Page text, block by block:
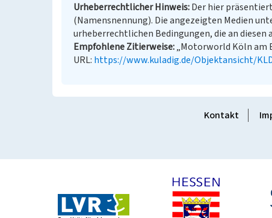
Urheberrechtlicher Hinweis Der hier
(Namensnennung). Die angezeigten Medien
urheberrechtlichen Bedingungen, die an diesen
Empfohlene Zitierweise „Motorworld Köln am
URL: https://www.kuladig.de/Objektansicht/
Kontakt